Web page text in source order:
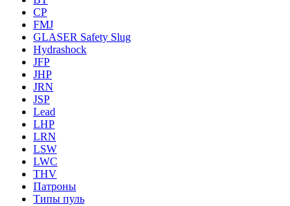
CP
FMJ
GLASER Safety Slug
Hydrashock
JFP
JHP
JRN
JSP
Lead
LHP
LRN
LSW
LWC
THV
Патроны
Типы пуль